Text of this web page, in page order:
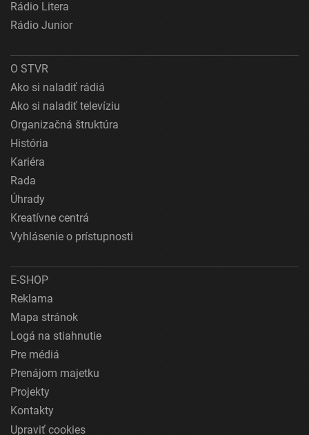
Rádio Litera
Rádio Junior
O STVR
Ako si naladiť rádiá
Ako si naladiť televíziu
Organizačná štruktúra
História
Kariéra
Rada
Úhrady
Kreatívne centrá
Vyhlásenie o prístupnosti
E-SHOP
Reklama
Mapa stránok
Logá na stiahnutie
Pre médiá
Prenájom majetku
Projekty
Kontakty
Upraviť cookies